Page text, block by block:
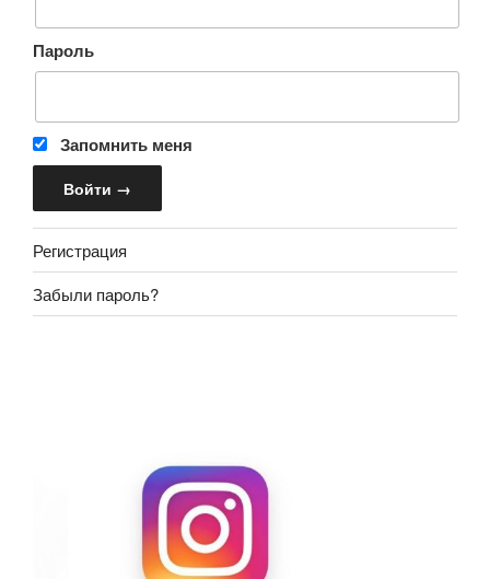
Пароль
Запомнить меня
Регистрация
Забыли пароль?